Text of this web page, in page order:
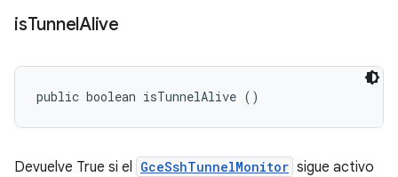
isTunnelAlive
public boolean isTunnelAlive ()
Devuelve True si el GceSshTunnelMonitor sigue activo